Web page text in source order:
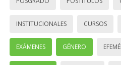
INSTITUCIONALES CURSOS
EXÁMENES GÉNERO